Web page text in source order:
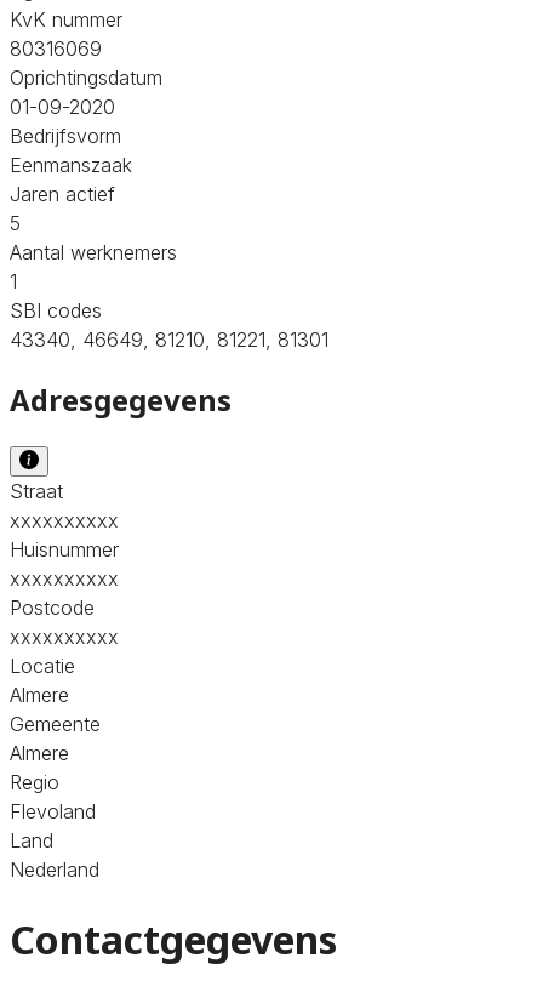
KvK nummer
80316069
Oprichtingsdatum
01-09-2020
Bedrijfsvorm
Eenmanszaak
Jaren actief
5
Aantal werknemers
1
SBI codes
43340, 46649, 81210, 81221, 81301
Adresgegevens
Straat
xxxxxxxxxx
Huisnummer
xxxxxxxxxx
Postcode
xxxxxxxxxx
Locatie
Almere
Gemeente
Almere
Regio
Flevoland
Land
Nederland
Contactgegevens